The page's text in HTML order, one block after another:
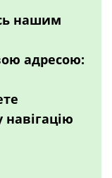
нашим
адресою: